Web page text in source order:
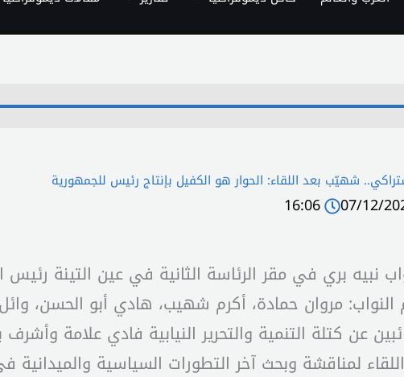
شهيّب بعد اللقاء: الحوار هو الكفيل بإنتاج رئيس للجمهورية
07/12/
16:06
بري في مقر الرئاسة الثانية في عين التينة رئيس
مروان حمادة، أكرم شهيب، هادي أبو الحسن،
عن كتلة التنمية والتحرير النيابية فادي علامة
لمناقشة وبحث آخر التطورات السياسية والميدانية